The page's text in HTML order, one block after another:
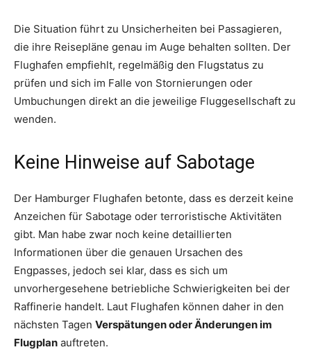
Die Situation führt zu Unsicherheiten bei Passagieren,
die ihre Reisepläne genau im Auge behalten sollten. Der
Flughafen empfiehlt, regelmäßig den Flugstatus zu
prüfen und sich im Falle von Stornierungen oder
Umbuchungen direkt an die jeweilige Fluggesellschaft zu
wenden.
Keine Hinweise auf Sabotage
Der Hamburger Flughafen betonte, dass es derzeit keine
Anzeichen für Sabotage oder terroristische Aktivitäten
gibt. Man habe zwar noch keine detaillierten
Informationen über die genauen Ursachen des
Engpasses, jedoch sei klar, dass es sich um
unvorhergesehene betriebliche Schwierigkeiten bei der
Raffinerie handelt. Laut Flughafen können daher in den
nächsten Tagen Verspätungen oder Änderungen im
Flugplan auftreten.